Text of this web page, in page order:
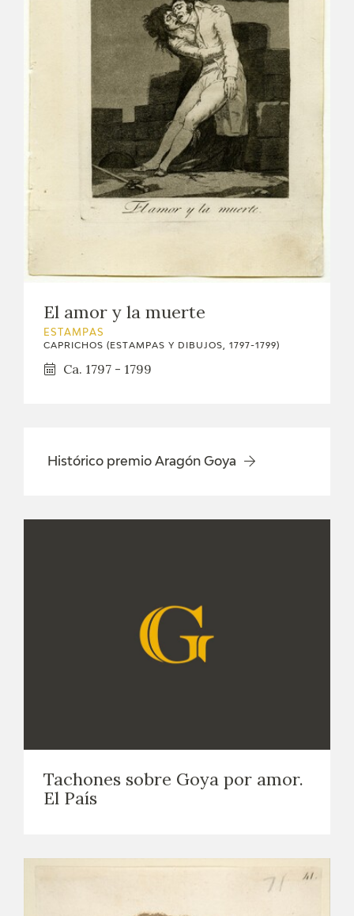
El amor y la muerte
ESTAMPAS
CAPRICHOS (ESTAMPAS Y DIBUJOS, 1797-1799)
Ca. 1797 - 1799
Histórico premio Aragón Goya
Tachones sobre Goya por amor.
El País